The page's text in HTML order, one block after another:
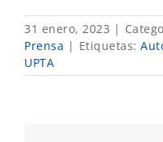
31 enero, 2023 |
Prensa | Etiquetas:
UPTA